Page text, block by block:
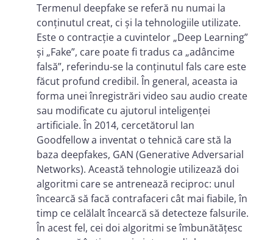
Termenul deepfake se referă nu numai la
conținutul creat, ci și la tehnologiile utilizate.
Este o contracție a cuvintelor „Deep Learning”
și „Fake”, care poate fi tradus ca „adâncime
falsă”, referindu-se la conținutul fals care este
făcut profund credibil. În general, aceasta ia
forma unei înregistrări video sau audio create
sau modificate cu ajutorul inteligenței
artificiale. În 2014, cercetătorul Ian
Goodfellow a inventat o tehnică care stă la
baza deepfakes, GAN (Generative Adversarial
Networks). Această tehnologie utilizează doi
algoritmi care se antrenează reciproc: unul
încearcă să facă contrafaceri cât mai fiabile, în
timp ce celălalt încearcă să detecteze falsurile.
În acest fel, cei doi algoritmi se îmbunătățesc